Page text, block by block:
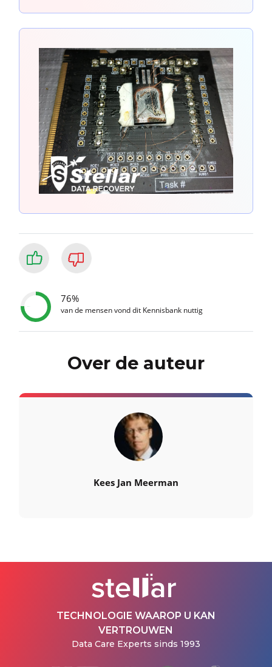
76%
van de mensen vond dit Kennisbank nuttig
Over de auteur
Kees Jan Meerman
TECHNOLOGIE WAAROP U KAN
VERTROUWEN
Data Care Experts sinds 1993